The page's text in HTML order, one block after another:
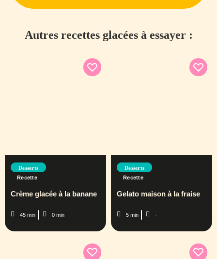
Autres recettes glacées à essayer :
Desserts
Recette
Crème glacée à la banane
45 min 0 min
Desserts
Recette
Gelato maison à la fraise
5 min -